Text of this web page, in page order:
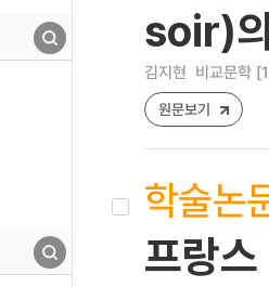
soir)
김지현 비교문학
원문보기
학술논
프랑